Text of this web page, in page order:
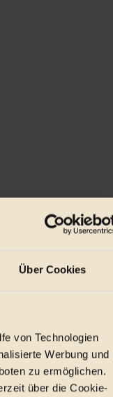
Über Cookies
von Technologien
Werbung und
zu ermöglichen.
über die Cookie-